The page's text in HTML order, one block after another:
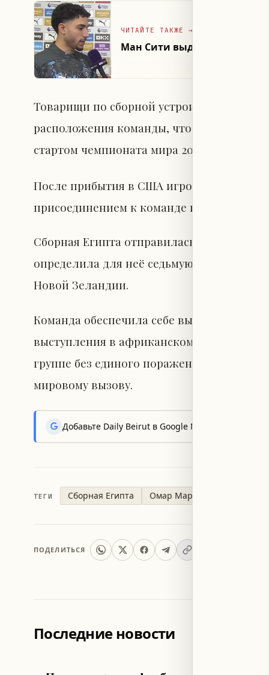
ЧИТАЙТЕ ТАКЖЕ →
Ман Сити выделил игру
Товарищи по сборной устроили Омара
расположения команды, что подчеркнуло
стартом чемпионата мира 2026.
После прибытия в США игроки сборной
присоединением к команде и
Сборная Египта отправилась в США, где
определила для неё седьмую группу, в
Новой Зеландии.
Команда обеспечила себе выход в
выступления в африканском отборочном
группе без единого поражения, что
мировому вызову.
Добавьте Daily Beirut в Google News, чтобы
ТЕГИ Сборная Египта Омар Мармуш
ПОДЕЛИТЬСЯ
Последние новости